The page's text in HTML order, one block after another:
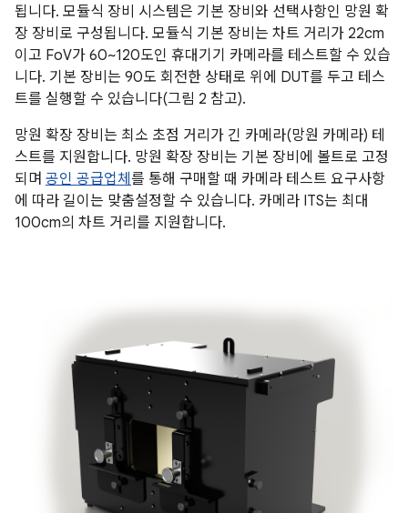
됩니다. 모듈식 장비 시스템은 기본 장비와 선택사항인 망원 확
장 장비로 구성됩니다. 모듈식 기본 장비는 차트 거리가 22cm
이고 FoV가 60~120도인 휴대기기 카메라를 테스트할 수 있습
니다. 기본 장비는 90도 회전한 상태로 위에 DUT를 두고 테스
트를 실행할 수 있습니다(그림 2 참고).
망원 확장 장비는 최소 초점 거리가 긴 카메라(망원 카메라) 테
스트를 지원합니다. 망원 확장 장비는 기본 장비에 볼트로 고정
되며 공인 공급업체 를 통해 구매할 때 카메라 테스트 요구사항
에 따라 길이는 맞춤설정할 수 있습니다. 카메라 ITS는 최대
100cm의 차트 거리를 지원합니다.